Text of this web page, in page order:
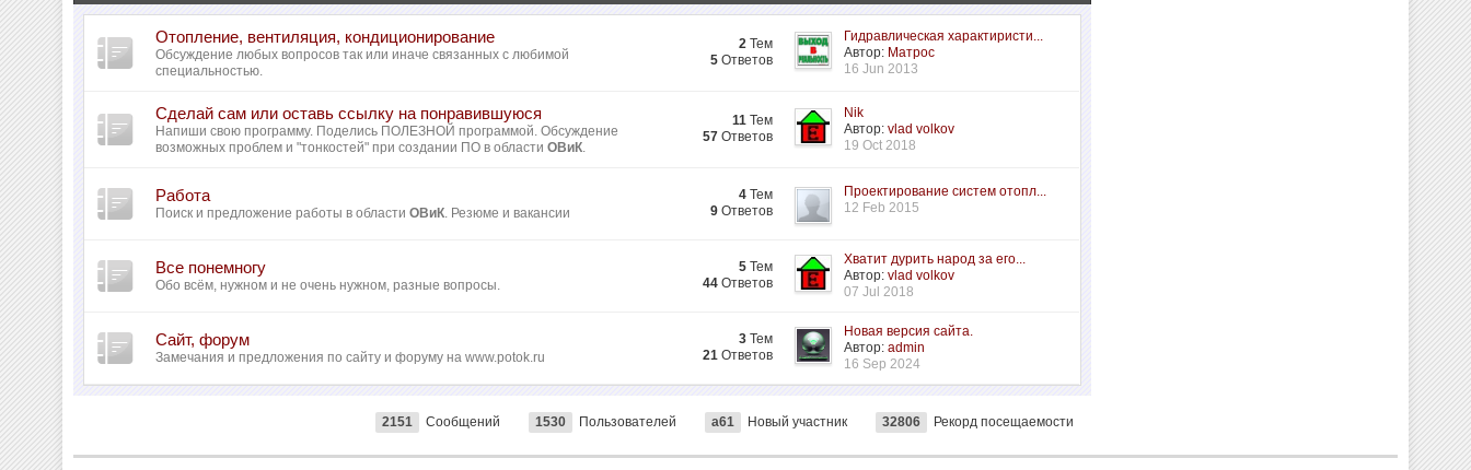
Отопление, вентиляция, кондиционирование
Обсуждение любых вопросов так или иначе связанных с любимой
специальностью.
2 Тем
5 Ответов
Гидравлическая характиристи...
Автор: Матрос
16 Jun 2013
Сделай сам или оставь ссылку на понравившуюся
Напиши свою программу. Поделись ПОЛЕЗНОЙ программой. Обсуждение
возможных проблем и "тонкостей" при создании ПО в областиОВиК.
11 Тем
57 Ответов
Nik
Автор:vlad volkov
19 Oct 2018
Работа
Поиск и предложение работы в областиОВиК. Резюме и вакансии
4 Тем
9 Ответов
Проектирование систем отопл...
12 Feb 2015
Все понемногу
Обо всём, нужном и не очень нужном, разные вопросы.
5 Тем
44 Ответов
Хватит дурить народ за его...
Автор:vlad volkov
07 Jul 2018
Сайт, форум
Замечания и предложения по сайту и форуму на www.potok.ru
3 Тем
21 Ответов
Новая версия сайта.
Автор:admin
16 Sep 2024
2151 Сообщений 1530 Пользователей a61 Новый участник 32806 Рекорд посещаемости